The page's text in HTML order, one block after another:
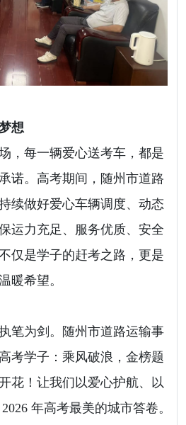
想
，每一辆爱心送考车，都是
诺。高考期间，随州市道路
续做好爱心车辆调度、动态
运力充足、服务优质、安全
仅是学子的赶考之路，更是
暖希望。
笔为剑。随州市道路运输事
考学子：乘风破浪，金榜题
花！让我们以爱心护航、以
年高考最美的城市答卷。